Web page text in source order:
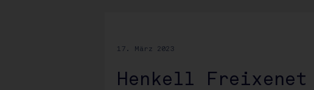
17. März 2023
Henkell Freixenet